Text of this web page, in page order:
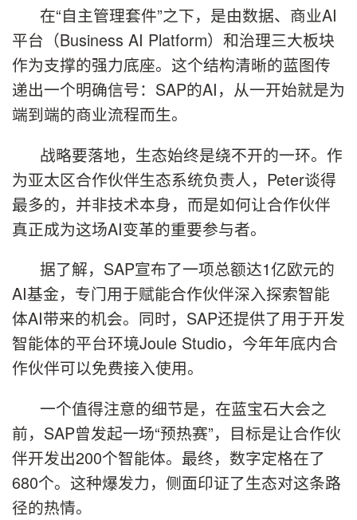
在“自主管理套件”之下，是由数据、商业AI
平台（Business AI Platform）和治理三大板块
作为支撑的强力底座。这个结构清晰的蓝图传
递出一个明确信号：SAP的AI，从一开始就是为
端到端的商业流程而生。
战略要落地，生态始终是绕不开的一环。作
为亚太区合作伙伴生态系统负责人，Peter谈得
最多的，并非技术本身，而是如何让合作伙伴
真正成为这场AI变革的重要参与者。
据了解，SAP宣布了一项总额达1亿欧元的
AI基金，专门用于赋能合作伙伴深入探索智能
体AI带来的机会。同时，SAP还提供了用于开发
智能体的平台环境Joule Studio，今年年底内合
作伙伴可以免费接入使用。
一个值得注意的细节是，在蓝宝石大会之
前，SAP曾发起一场“预热赛”，目标是让合作伙
伴开发出200个智能体。最终，数字定格在了
680个。这种爆发力，侧面印证了生态对这条路
径的热情。